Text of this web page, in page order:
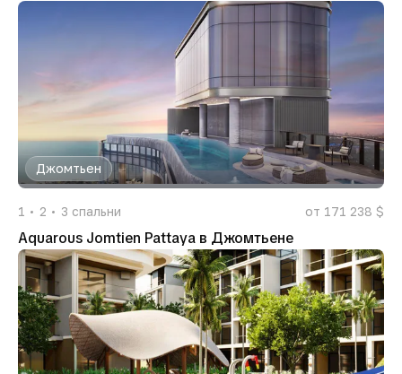
Джомтьен
1 2 3 спальни от 171 238 $
Aquarous Jomtien Pattaya в Джомтьене